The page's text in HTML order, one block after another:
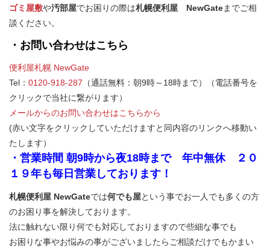
ゴミ屋敷や汚部屋でお困りの際は札幌便利屋 NewGateまでご相
談ください。
・お問い合わせはこちら
便利屋札幌 NewGate
Tel： 0120-918-287 （通話無料：朝9時～18時まで）（電話番号を
クリックで当社に繋がります）
メールからのお問い合わせはこちらから
(赤い文字をクリックしていただけますと同内容のリンクへ移動い
たします）
・営業時間 朝9時から夜18時まで 年中無休 ２０
１９年も毎日営業しております！
札幌便利屋 NewGateでは何でも屋という事でお一人でも多くの方
のお困り事を解決しております。
法に触れない限り何でも対応しておりますので些細な事でも
お困りな事やお悩みの事がございましたらご相談だけでもかまい